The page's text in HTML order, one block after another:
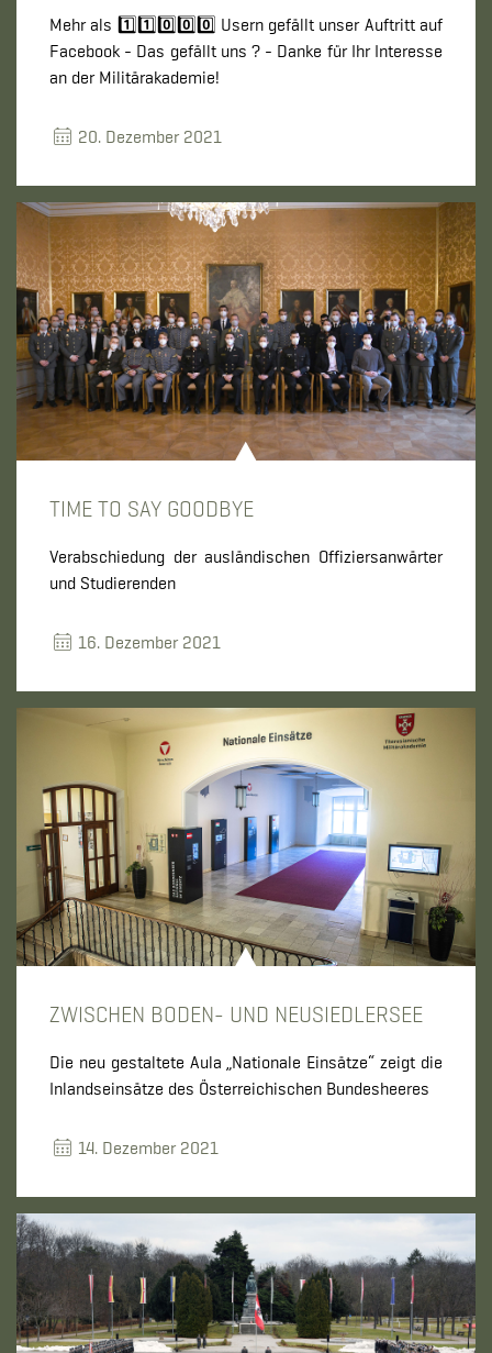
Mehr als 1️⃣1️⃣0️⃣0️⃣0️⃣ Usern gefällt unser Auftritt auf
Facebook - Das gefällt uns ? - Danke für Ihr Interesse
an der Militärakademie!
20. Dezember 2021
TIME TO SAY GOODBYE
Verabschiedung der ausländischen Offiziersanwärter
und Studierenden
16. Dezember 2021
ZWISCHEN BODEN- UND NEUSIEDLERSEE
Die neu gestaltete Aula „Nationale Einsätze“ zeigt die
Inlandseinsätze des Österreichischen Bundesheeres
14. Dezember 2021